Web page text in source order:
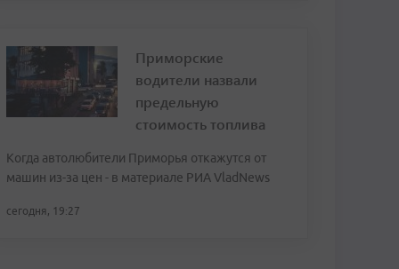
Приморские
водители назвали
предельную
стоимость топлива
Когда автолюбители Приморья откажутся от
машин из-за цен - в материале РИА VladNews
сегодня, 19:27